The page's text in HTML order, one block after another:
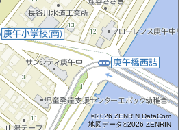
©2026 ZENRIN DataCom
地図データ©2026 ZENRIN